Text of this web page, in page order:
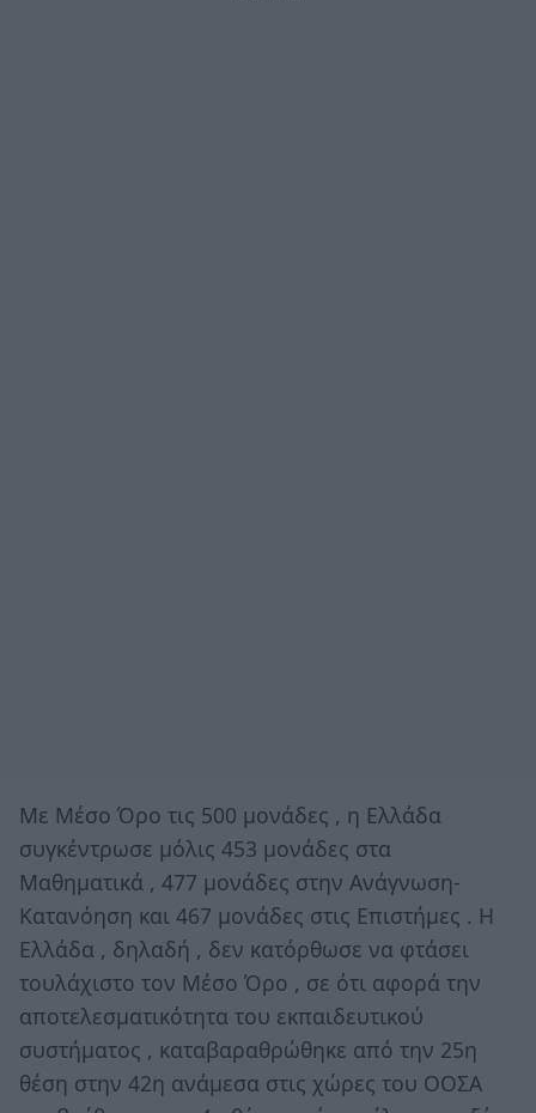
Με Μέσο Όρο τις 500 μονάδες , η Ελλάδα
συγκέντρωσε μόλις 453 μονάδες στα
Μαθηματικά , 477 μονάδες στην Ανάγνωση-
Κατανόηση και 467 μονάδες στις Επιστήμες . Η
Ελλάδα , δηλαδή , δεν κατόρθωσε να φτάσει
τουλάχιστο τον Μέσο Όρο , σε ότι αφορά την
αποτελεσματικότητα του εκπαιδευτικού
συστήματος , καταβαραθρώθηκε από την 25η
θέση στην 42η ανάμεσα στις χώρες του ΟΟΣΑ